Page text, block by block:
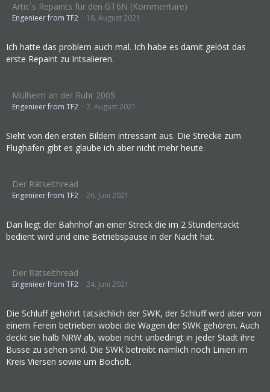
Artic´s Repaints für den GT6N (Kommentare)
Engenieer from TF2 18. August 2021
Ich hatte das problem auch mal. Ich habe es damit gelöst das
erste Repaint zu Intsalieren.
Mülheim an der Ruhr 2005
Engenieer from TF2 2. August 2021
Sieht von den ersten Bildern intressant aus. Die Strecke zum
Flughafen gibt es glaube ich aber nicht mehr heute.
Der Rätselthread
Engenieer from TF2 26. Juni 2021
Dan liegt der Bahnhof an einer Streck die im 2 Stundentackt
bedient wird und eine Betriebspause in der Nacht hat.
Der Rätselthread
Engenieer from TF2 24. Juni 2021
Die Schluff gehöhrt tatsächlich der SWK, der Schluff wird aber von
einem Ferein betrieben wobei die Wagen der SWK gehören. Auch
deckt sie halb NRW ab, wobei nicht unbedingt in jeder Stadt ihre
Busse zu sehen sind. Die SWK betreibt nämlich noch Linien im
Kreis Viersen sowie um Bocholt.